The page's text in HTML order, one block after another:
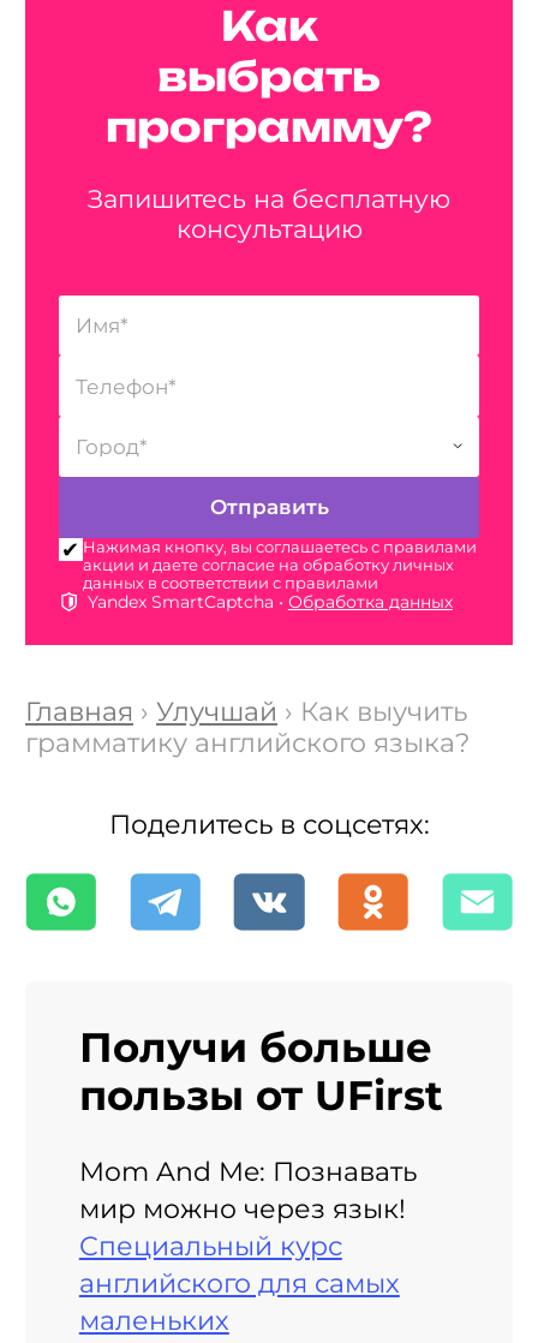
Как
выбрать
программу?
Запишитесь на бесплатную
консультацию
Нажимая кнопку, вы соглашаетесь с правилами
акции и даете согласие на обработку личных
данных в соответствии с правилами
Yandex SmartCaptcha • Обработка данных
Главная › Улучшай › Как выучить
грамматику английского языка?
Поделитесь в соцсетях:
Получи больше
пользы от UFirst
Mom And Me: Познавать
мир можно через язык!
Специальный курс
английского для самых
маленьких